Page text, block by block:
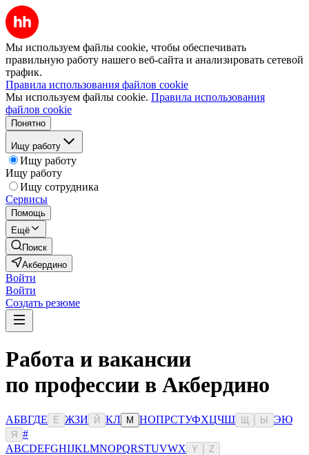
Мы используем файлы cookie, чтобы обеспечивать
правильную работу нашего веб-сайта и анализировать сетевой
трафик.
Правила использования файлов cookie
Мы используем файлы cookie. Правила использования
файлов cookie
Понятно
Ищу работу
Ищу работу
Ищу работу
Ищу сотрудника
Сервисы
Помощь
Ещё
Поиск
Акбердино
Войти
Войти
Создать резюме
Работа и вакансии
по профессии в Акбердино
АБВГДЕ Ё ЖЗИ Й КЛ М НОПРСТУФХЦЧШ Ы ЭЮ
Я
#
ABCDEFGHIJKLMNOPQRSTUVWX Y Z